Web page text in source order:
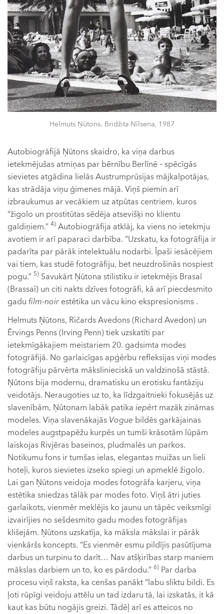
Helmuts Ņūtons. Bridžita Nīlsena, 1987
Autobiogrāfijā Ņūtons skaidro, ka viņa darbus
ietekmējušas atmiņas par bērnību Berlīnē – spēcīgās
sievietes atgādina lielās Austrumprūsijas mājkalpotājas,
kas strādāja viņu ģimenes mājā. Viņš piemin arī
izbraukumus ar vecākiem uz atpūtas centriem, kuros
“žigolo un prostitūtas sēdēja atsevišķi no klientu
galdiņiem.” 4) Autobiogrāfija atklāj, ka viens no ietekmju
avotiem ir arī paparaci darbība. “Uzskatu, ka fotogrāfija ir
padarīta par pārāk intelektuālu nodarbi. Īpaši iesācējiem
vai tiem, kas studē fotogrāfiju, bet neuzdrošinās nospiest
pogu.” 5) Savukārt Ņūtona stilistiku ir ietekmējis Brasaī
(Brassaï) un citi nakts dzīves fotogrāfi, kā arī piecdesmito
gadu film-noir estētika un vācu kino ekspresionisms .
Helmuts Ņūtons, Ričards Avedons (Richard Avedon) un
Ērvings Penns (Irving Penn) tiek uzskatīti par
ietekmīgākajiem meistariem 20. gadsimta modes
fotogrāfijā. No garlaicīgas apģērbu refleksijas viņi modes
fotogrāfiju pārvērta mākslinieciskā un valdzinošā stāstā.
Ņūtons bija modernu, dramatisku un erotisku fantāziju
veidotājs. Neraugoties uz to, ka līdzgaitnieki fokusējās uz
slavenībām, Ņūtonam labāk patika iepērt mazāk zināmas
modeles. Viņa slavenākajās Vogue bildēs garkājainas
modeles augstpapēžu kurpēs un tumši krāsotām lūpām
laiskojas Rivjēras baseinos, pludmalēs un parkos.
Notikumu fons ir tumšas ielas, elegantas muižas un lieli
hoteļi, kuros sievietes izseko spiegi un apmeklē žigolo.
Lai gan Ņūtons veidoja modes fotogrāfa karjeru, viņa
estētika sniedzas tālāk par modes foto. Viņš ātri juties
garlaikots, vienmēr meklējis ko jaunu un tāpēc veiksmīgi
izvairījies no sešdesmito gadu modes fotogrāfijas
klišejām. Ņūtons uzskatīja, ka māksla mākslai ir pārāk
vienkāršs koncepts. “Es vienmēr esmu pildījis pasūtījuma
darbus un turpinu to darīt… Nav atšķirības starp maniem
mākslas darbiem un to, ko es pārdodu.” 6) Par darba
procesu viņš raksta, ka cenšas panākt “labu sliktu bildi. Es
ļoti rūpīgi veidoju attēlu un tad izdaru tā, lai izskatās, it kā
kaut kas būtu nogājis greizi. Tādēļ arī es atteicos no